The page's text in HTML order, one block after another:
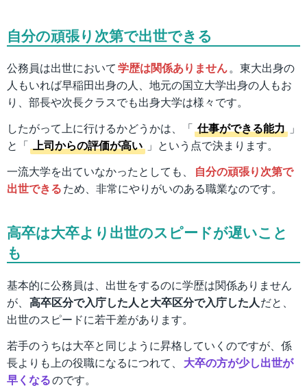
自分の頑張り次第で出世できる
公務員は出世において学歴は関係ありません。東大出身の
人もいれば早稲田出身の人、地元の国立大学出身の人もお
り、部長や次長クラスでも出身大学は様々です。
したがって上に行けるかどうかは、「 仕事ができる能力 」
と「 上司からの評価が高い 」という点で決まります。
一流大学を出ていなかったとしても、
自分の頑張り次第で
出世できるため、非常にやりがいのある職業なのです。
高卒は大卒より出世のスピードが遅いこと
も
基本的に公務員は、出世をするのに学歴は関係ありません
が、 高卒区分で入庁した人と大卒区分で入庁した人だと、
出世のスピードに若干差があります。
若手のうちは大卒と同じように昇格していくのですが、係
長よりも上の役職になるにつれて、
大卒の方が少し出世が
早くなるのです。